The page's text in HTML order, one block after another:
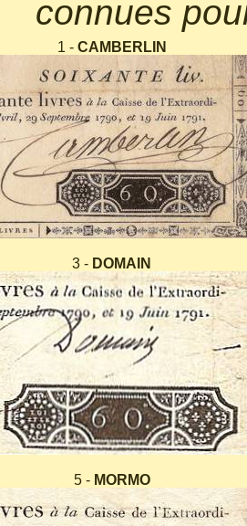
connues
1 - CAMBERLIN
3 - DOMAIN
5 - MORMO